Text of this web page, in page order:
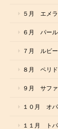
５月 エメ
６月 パール
７月 ルビー
８月 ペリド
９月 サファ
１０月 オパ
１１月 トパ